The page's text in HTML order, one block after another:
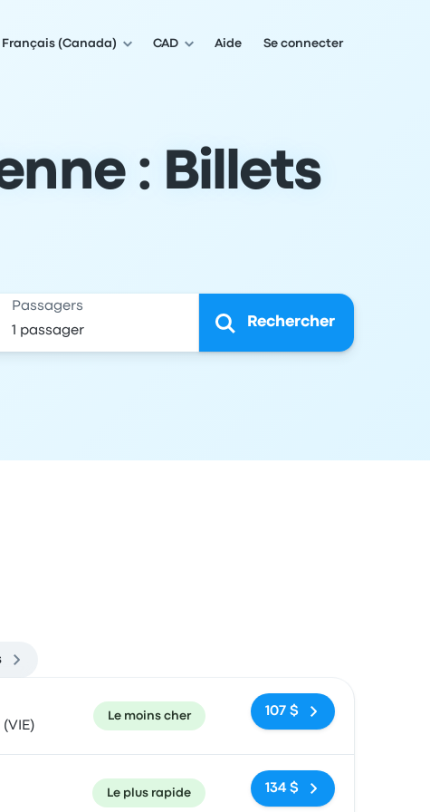
Français (Canada) CAD Aide Se connecter
: Billets
Passagers
Rechercher
Le moins cher 107 $
Le plus rapide 134 $